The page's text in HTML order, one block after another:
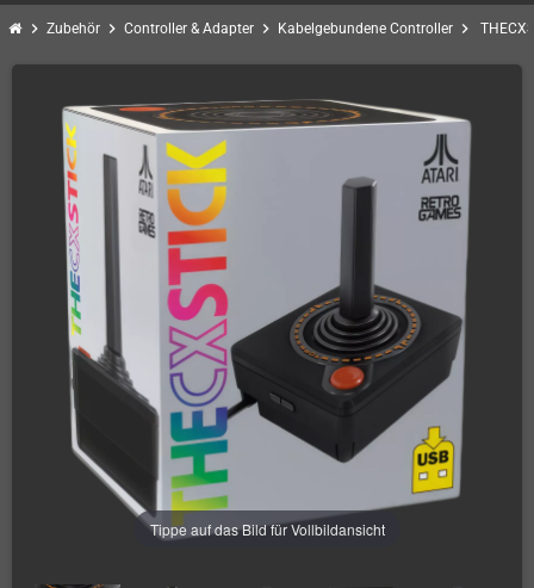
chevron_right Zubehör chevron_right Controller & Adapter chevron_right Kabelgebundene Controller chevron_right
Tippe auf das Bild für Vollbildansicht